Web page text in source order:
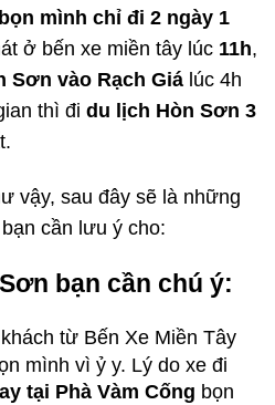
mình chỉ đi 2 ngày 1
ở bến xe miền tây lúc 11h,
Sơn vào Rạch Giá lúc 4h
thì đi du lịch Hòn Sơn 3
vậy, sau đây sẽ là những
bạn cần lưu ý cho:
bạn cần chú ý:
từ Bến Xe Miền Tây
mình vì ỷ y. Lý do xe đi
tại Phà Vàm Cống bọn